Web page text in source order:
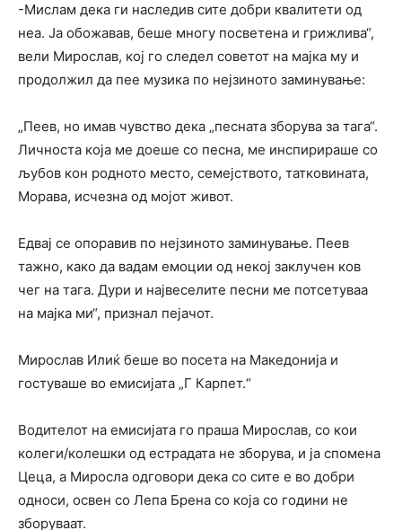
-Мислам дека ги наследив сите добри квалитети од
неа. Ја обожавав, беше многу посветена и грижлива“,
вели Мирослав, кој го следел советот на мајка му и
продолжил да пее музика по нејзиното заминување:
„Пеев, но имав чувство дека „песната зборува за тага“.
Личноста која ме доеше со песна, ме инспирираше со
љубов кон родното место, семејството, татковината,
Морава, исчезна од мојот живот.
Едвај се опоравив по нејзиното заминување. Пеев
тажно, како да вадам емоции од некој заклучен ков
чег на тага. Дури и највеселите песни ме потсетуваа
на мајка ми“, признал пејачот.
Mирослав Илиќ беше во посета на Македонија и
гостуваше во емисијата „Г Карпет.“
Водителот на емисијата го праша Мирослав, со кои
колеги/колешки од естрадата не зборува, и ја спомена
Цеца, а Миросла одговори дека со сите е во добри
односи, освен со Лепа Брена со која со години не
зборуваат.